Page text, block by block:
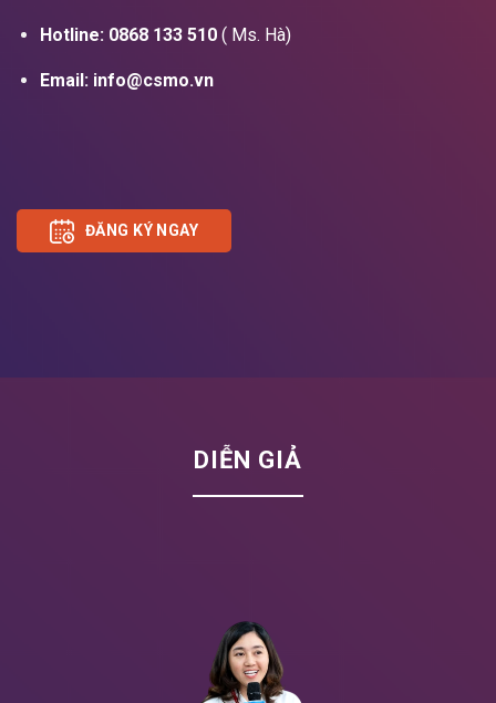
Hotline: 0868 133 510( Ms. Hà)
Email: info@csmo.vn
ĐĂNG KÝ NGAY
DIỄN GIẢ